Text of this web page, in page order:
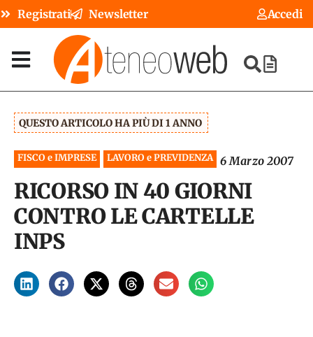
Registrati Newsletter Accedi
QUESTO ARTICOLO HA PIÙ DI 1 ANNO
FISCO e IMPRESE LAVORO e PREVIDENZA 6 Marzo 2007
RICORSO IN 40 GIORNI
CONTRO LE CARTELLE
INPS